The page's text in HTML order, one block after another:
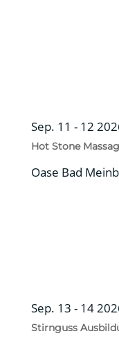
Sep. 11 - 12
Hot Stone
Oase Bad
Sep. 13 - 14
Stirnguss